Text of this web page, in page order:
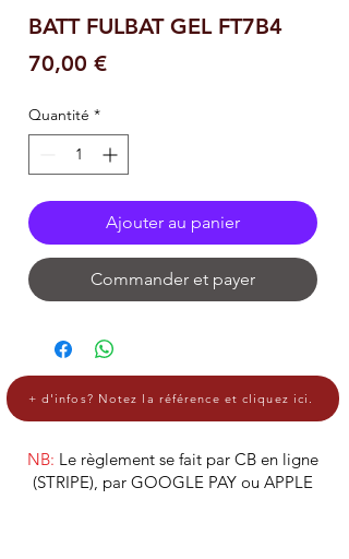
BATT FULBAT GEL FT7B4
70,00 €Prix
Quantité *
Ajouter au panier
Commander et payer
+ d'infos? Notez la référence et cliquez ici.
NB: Le règlement se fait par CB en ligne
(STRIPE), par GOOGLE PAY ou APPLE